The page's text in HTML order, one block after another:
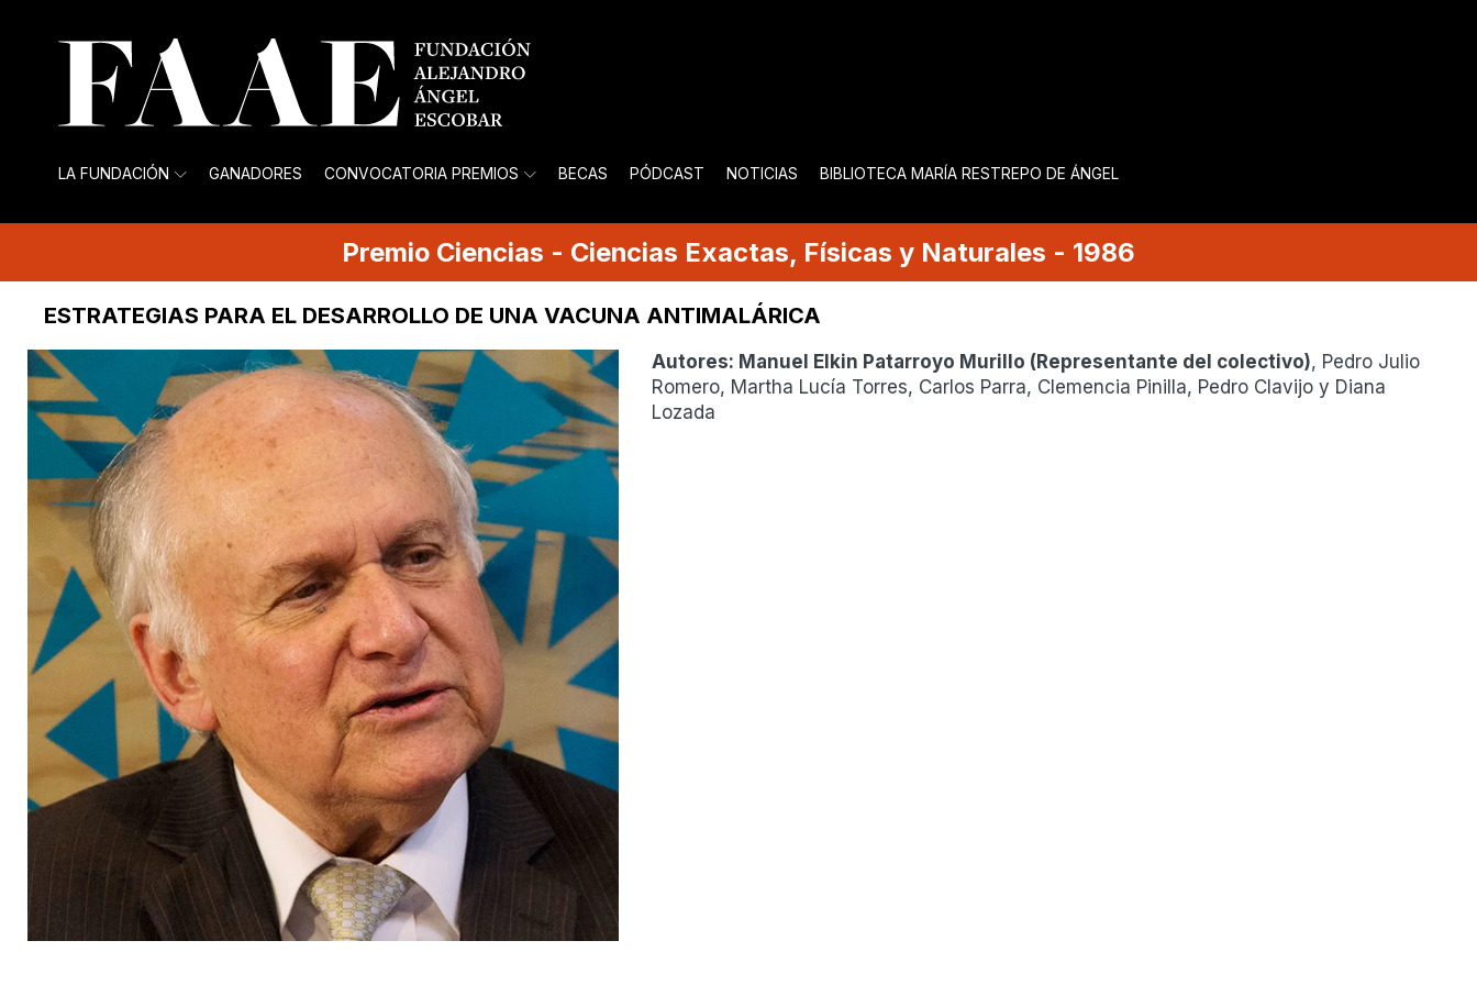
LA FUNDACIÓN GANADORES CONVOCATORIA PREMIOS BECAS PÓDCAST NOTICIAS BIBLIOTECA MARÍA RESTREPO DE ÁNGEL
Premio Ciencias - Ciencias Exactas, Físicas y Naturales - 1986
ESTRATEGIAS PARA EL DESARROLLO DE UNA VACUNA ANTIMALÁRICA
Autores: Manuel Elkin Patarroyo Murillo ( Representante del colectivo), Pedro Julio
Romero, Martha Lucía Torres, Carlos Parra, Clemencia Pinilla, Pedro Clavijo y Diana
Lozada